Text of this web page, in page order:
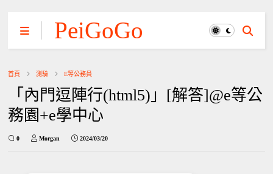
PeiGoGo
首頁 測驗 E等公務員
「內門逗陣行(html5)」[解答]@e等公
務園+e學中心
0 Morgan 2024/03/20